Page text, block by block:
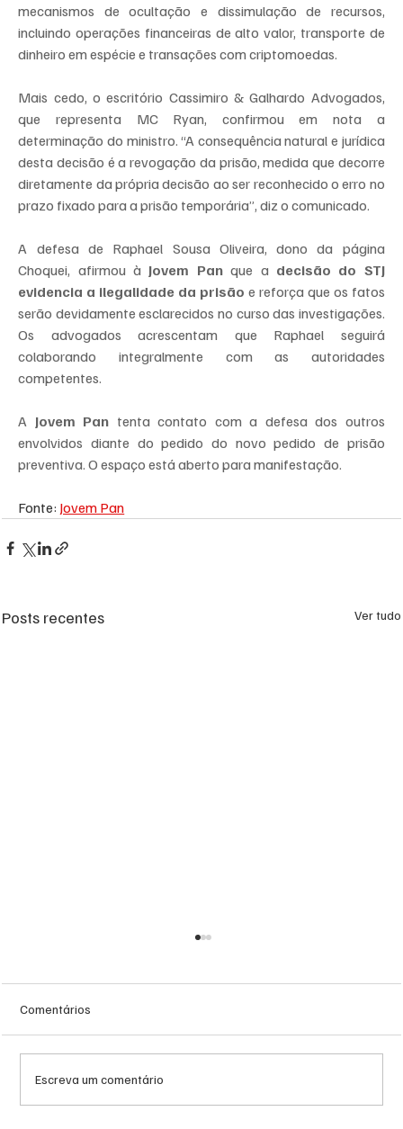
mecanismos de ocultação e dissimulação de recursos,
incluindo operações financeiras de alto valor, transporte de
dinheiro em espécie e transações com criptomoedas.
Mais cedo, o escritório Cassimiro & Galhardo Advogados,
que representa MC Ryan, confirmou em nota a
determinação do ministro. “A consequência natural e jurídica
desta decisão é a revogação da prisão, medida que decorre
diretamente da própria decisão ao ser reconhecido o erro no
prazo fixado para a prisão temporária”, diz o comunicado.
A defesa de Raphael Sousa Oliveira, dono da página
Choquei, afirmou à Jovem Pan que a decisão do STJ
evidencia a ilegalidade da prisão e reforça que os fatos
serão devidamente esclarecidos no curso das investigações.
Os advogados acrescentam que Raphael seguirá
colaborando integralmente com as autoridades
competentes.
A Jovem Pan tenta contato com a defesa dos outros
envolvidos diante do pedido do novo pedido de prisão
preventiva. O espaço está aberto para manifestação.
Fonte: Jovem Pan
Posts recentes Ver tudo
Comentários
Escreva um comentário